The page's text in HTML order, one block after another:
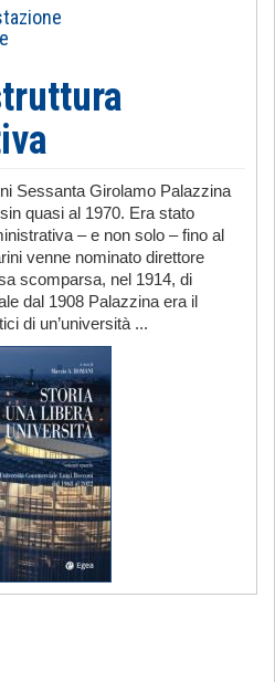
Sessanta Girolamo Palazzina
quasi al 1970. Era stato
– e non solo – fino al
venne nominato direttore
scomparsa, nel 1914, di
dal 1908 Palazzina era il
di un’università ...